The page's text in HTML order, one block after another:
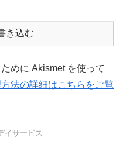
き込む
めに Akismet を使って
法の詳細はこちらをご覧
イサービス